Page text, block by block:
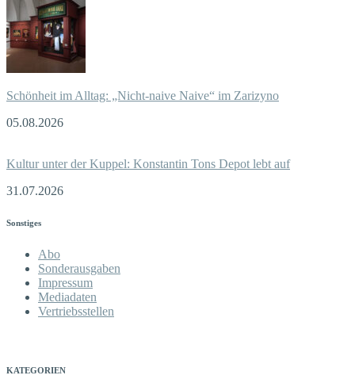
Schönheit im Alltag: „Nicht-naive Naive“ im Zarizyno
05.08.2026
Kultur unter der Kuppel: Konstantin Tons Depot lebt auf
31.07.2026
Sonstiges
Abo
Sonderausgaben
Impressum
Mediadaten
Vertriebsstellen
KATEGORIEN